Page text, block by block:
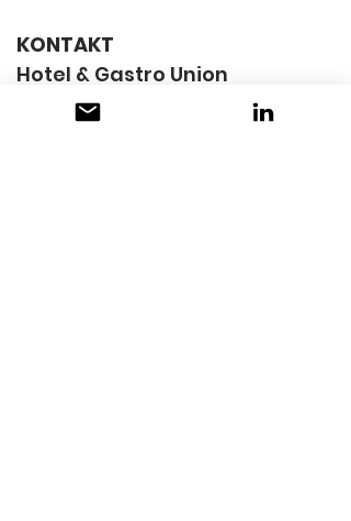
KONTAKT
Hotel & Gastro Union
Postfach